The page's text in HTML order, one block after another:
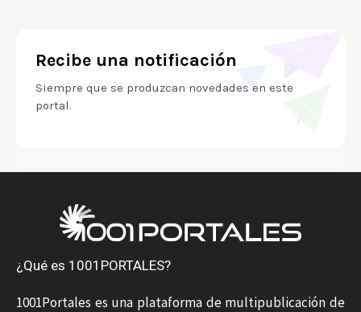
Recibe una notificación
Siempre que se produzcan novedades en este
portal.
¿Qué es 1001PORTALES?
1001Portales es una plataforma de multipublicación de